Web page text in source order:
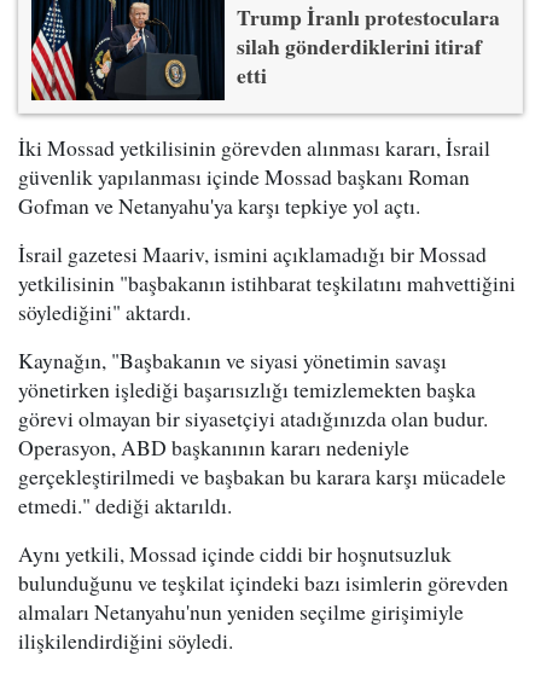
Trump İranlı protestoculara
silah gönderdiklerini itiraf
etti
İki Mossad yetkilisinin görevden alınması kararı, İsrail
güvenlik yapılanması içinde Mossad başkanı Roman
Gofman ve Netanyahu'ya karşı tepkiye yol açtı.
İsrail gazetesi Maariv, ismini açıklamadığı bir Mossad
yetkilisinin "başbakanın istihbarat teşkilatını mahvettiğini
söylediğini" aktardı.
Kaynağın, "Başbakanın ve siyasi yönetimin savaşı
yönetirken işlediği başarısızlığı temizlemekten başka
görevi olmayan bir siyasetçiyi atadığınızda olan budur.
Operasyon, ABD başkanının kararı nedeniyle
gerçekleştirilmedi ve başbakan bu karara karşı mücadele
etmedi." dediği aktarıldı.
Aynı yetkili, Mossad içinde ciddi bir hoşnutsuzluk
bulunduğunu ve teşkilat içindeki bazı isimlerin görevden
almaları Netanyahu'nun yeniden seçilme girişimiyle
ilişkilendirdiğini söyledi.